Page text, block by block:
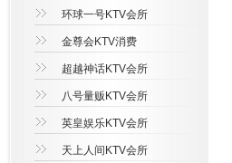
环球一号KTV会所
金尊会KTV消费
超越神话KTV会所
八号量贩KTV会所
英皇娱乐KTV会所
天上人间KTV会所